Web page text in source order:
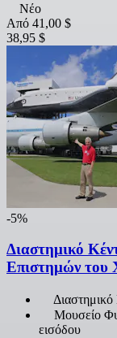
Νέο
Από 41,00 $
38,95 $
-5%
Διαστημικό
Επιστημών του
Μουσείο
εισόδου